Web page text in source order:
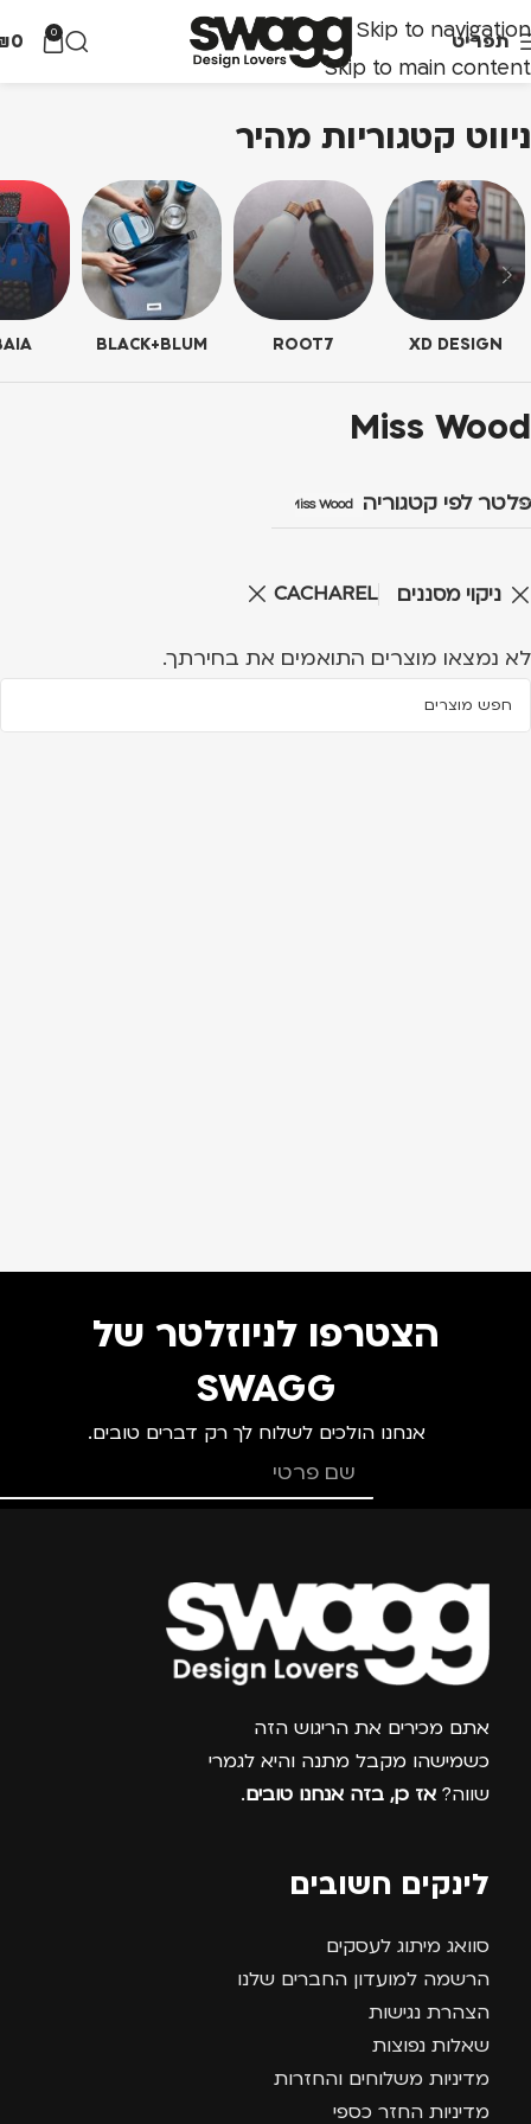
Skip to navigation
Skip to main content
תפריט 0
0
ניווט קטגוריות מהיר
XD DESIGN
ROOT7
BLACK+BLUM
Miss Wood
פלטר לפי קטגוריה Miss Wood
ניקוי מסננים CACHAREL
לא נמצאו מוצרים התואמים את בחירתך.
הצטרפו לניוזלטר של
SWAGG
אנחנו הולכים לשלוח לך רק דברים טובים.
צרפו אותי למועדון
אתם מכירים את הריגוש הזה
כשמישהו מקבל מתנה והיא לגמרי
שווה? אז כן, בזה אנחנו טובים.
לינקים חשובים
סוואג מיתוג לעסקים
הרשמה למועדון החברים שלנו
הצהרת נגישות
שאלות נפוצות
מדיניות משלוחים והחזרות
מדיניות החזר כספי